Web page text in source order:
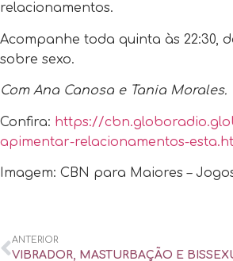
relacionamentos.
Acompanhe toda quinta às 22:30​,
sobre sexo.
Com Ana Canosa e Tania Morales.
Confira: https://
apimentar-relacionamentos-
Imagem: CBN para Maiores –
ANTERIOR